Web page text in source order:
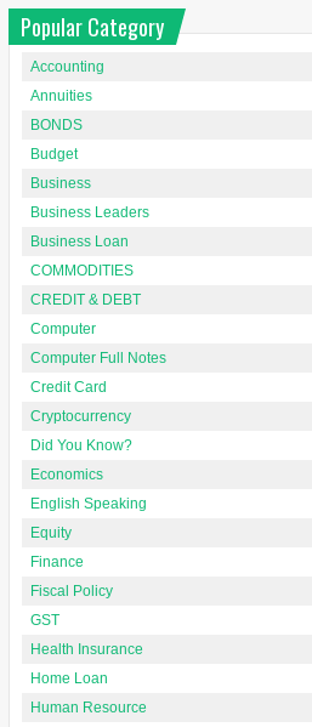
Popular Category
Accounting
Annuities
BONDS
Budget
Business
Business Leaders
Business Loan
COMMODITIES
CREDIT & DEBT
Computer
Computer Full Notes
Credit Card
Cryptocurrency
Did You Know?
Economics
English Speaking
Equity
Finance
Fiscal Policy
GST
Health Insurance
Home Loan
Human Resource